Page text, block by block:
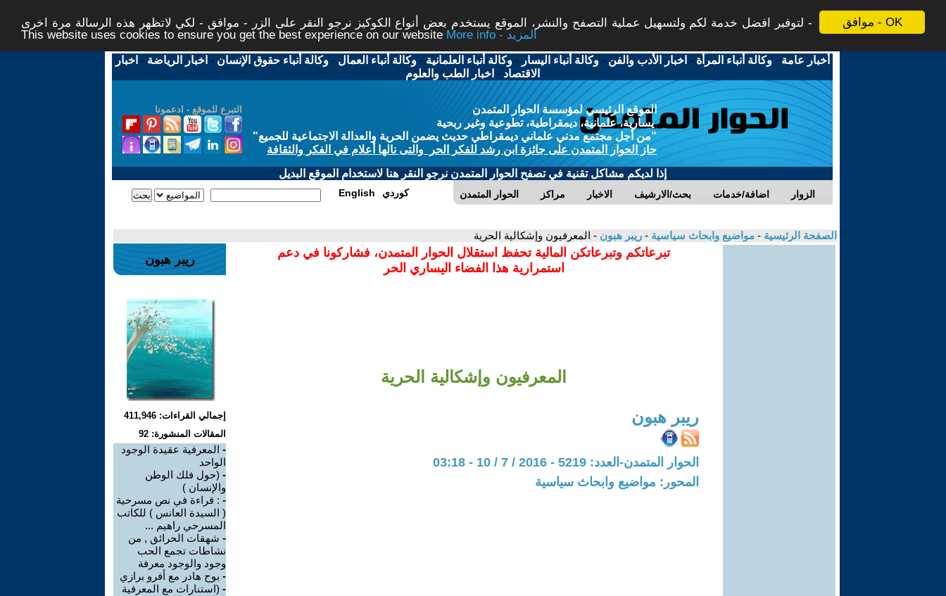
موافق - OK
لتوفير افضل خدمة لكم ولتسهيل عملية التصفح والنشر، الموقع يستخدم بعض أنواع الكوكيز نرجو النقر على الزر - موافق - لكي لاتظهر هذه الرسالة مرة اخرى -
This website uses cookies to ensure you get the best experience on our website
More info - المزيد
أخبار عامة -وكالة أنباء المرأة - اخبار الأدب والفن -وكالة أنباء اليسار -وكالة أنباء العلمانية -وكالة أنباء العمال -وكالة أنباء حقوق الإنسان - اخبار الرياضة - اخبار
الاقتصاد - اخبار الطب والعلوم
التبرع للموقع - ادعمونا
الموقع الرئيسي لمؤسسة الحوار المتمدن
يسارية، علمانية، ديمقراطية، تطوعية وغير ربحية
"من أجل مجتمع مدني علماني ديمقراطي حديث يضمن الحرية والعدالة الاجتماعية للجميع"
حاز الحوار المتمدن على جائزة ابن رشد للفكر الحر والتى نالها أعلام في الفكر والثقافة
إذا لديكم مشاكل تقنية في تصفح الحوار المتمدن نرجو النقر هنا لاستخدام الموقع البديل
الحوار المتمدن مراكز الاخبار بحث/الارشيف اضافة/خدمات الزوار English كوردي
الصفحة الرئيسية - مواضيع وابحاث سياسية - ريبر هبون - المعرفيون وإشكالية الحرية
تبرعاتكم وتبرعاتكن المالية تحفظ استقلال الحوار المتمدن، فشاركونا في دعم
استمرارية هذا الفضاء اليساري الحر
المعرفيون وإشكالية الحرية
ريبر هبون
الحوار المتمدن-العدد: 5219 - 2016 / 7 / 10 - 03:18
المحور: مواضيع وابحاث سياسية
ريبر هبون
إجمالي القراءات: 411,946
المقالات المنشورة: 92
- المعرفية عقيدة الوجود
الواحد
- (حول فلك الوطن
والإنسان )
- : قراءة في نص مسرحية
( السيدة العانس ) للكاتب
المسرحي راهيم ...
- شهقات الحرائق , من
نشاطات تجمع الحب
وجود والوجود معرفة
- بوح هادر مع أفرو برازي
- (استنارات مع المعرفية